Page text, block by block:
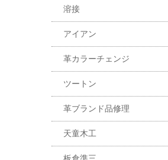
溶接
アイアン
革カラーチェンジ
ツートン
革ブランド品修理
天童木工